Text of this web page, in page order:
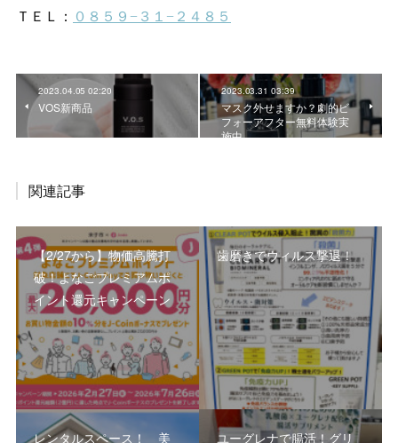
2023.04.05 02:20
VOS新商品
2023.03.31 03:39
マスク外せますか？劇的ビ
フォーアフター無料体験実
施中
関連記事
【2/27から】物価高騰打
破！よなごプレミアムポ
イント還元キャンペーン
歯磨きでウィルス撃退！
レンタルスペース！ 美 ユーグレナで腸活！グリ